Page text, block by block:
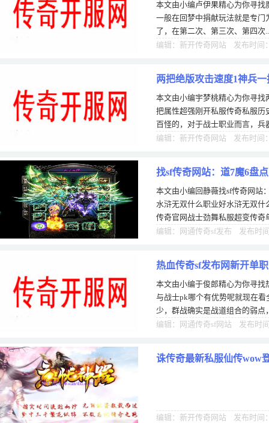
本文由小编卢伊果精心为你寻找
一般在回梦中捐献玩法就是专
了，在第二次、第三次、第四
纯度，都一次比一次高就好了，
编辑：新开传奇网站 发布时间
两把绝版攻击速度1神兵
本文由小编宇梦桃精心为你寻
把属性超强刚开私服传奇私服
百怪的，对于战士职业而言，
兵器升级一下那对于战士玩家的
编辑：新开传奇网站 发布时间
找sf传奇网站：道7魔6盘
本文由小编回静薇找sf传奇网站
水浒无双什么职业好水浒无双
传奇官网战士劲舞私服超变传
明白这是本中最为热门，甚至连
编辑：网通传奇sf发布 发布时
热血传奇sf发布网新开单
呢
本文由小编于俊郎精心为你寻
与战士pk哪个有优势呢就现在
少，群战确实是战道组合的弱
家看续篇...在上篇文章中，已经
编辑：网通传奇sf网站 发布时
诛传奇最新私服仙传wow
编辑：新开传奇网站 发布时间